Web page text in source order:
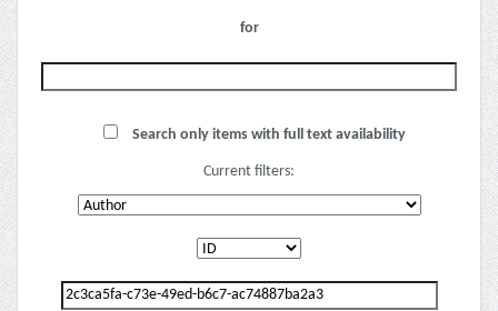
for
Search only items with full text availability
Current filters: